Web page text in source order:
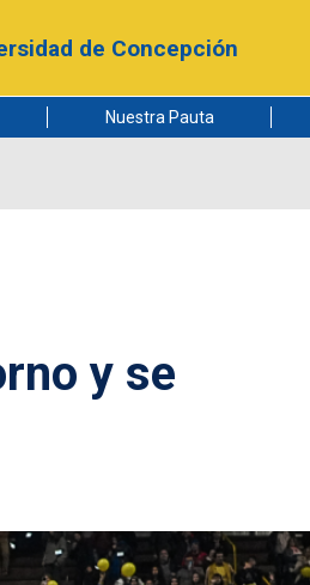
de Concepción
Nuestra Pauta
y se